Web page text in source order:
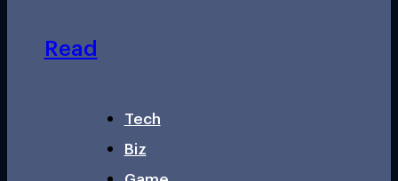
Read
Tech
Biz